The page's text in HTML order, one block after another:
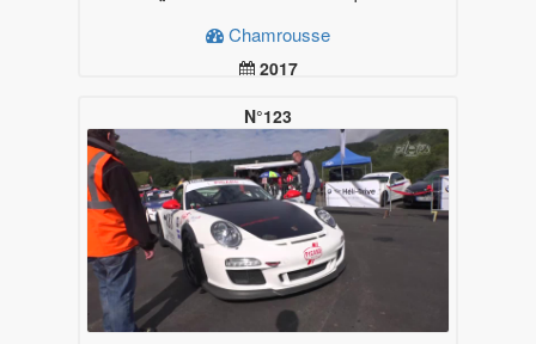
Chamrousse
2017
Plus d'infos
N°123